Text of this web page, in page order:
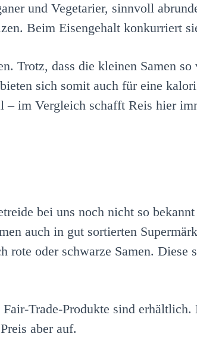
und Vegetarier, sinnvoll
Beim Eisengehalt konkurriert
Trotz, dass die kleinen Samen
sich somit auch für eine
im Vergleich schafft Reis hier
bei uns noch nicht so
auch in gut sortierten
oder schwarze Samen. Diese
Trade-Produkte sind
aber auf.